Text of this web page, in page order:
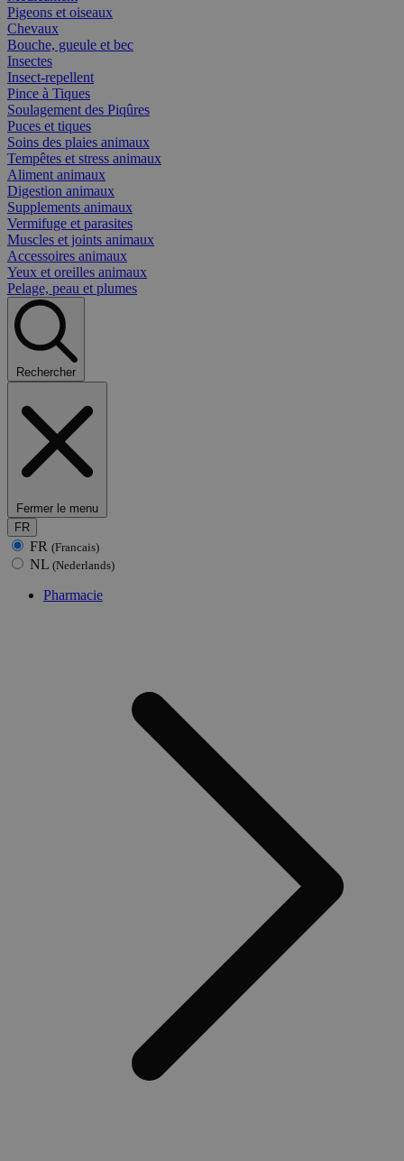
Pigeons et oiseaux
Chevaux
Bouche, gueule et bec
Insectes
Insect-repellent
Pince à Tiques
Soulagement des Piqûres
Puces et tiques
Soins des plaies animaux
Tempêtes et stress animaux
Aliment animaux
Digestion animaux
Supplements animaux
Vermifuge et parasites
Muscles et joints animaux
Accessoires animaux
Yeux et oreilles animaux
Pelage, peau et plumes
Rechercher
Fermer le menu
FR
FR (Francais)
NL (Nederlands)
Pharmacie